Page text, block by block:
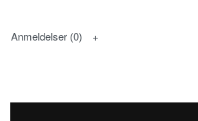
Anmeldelser (0)